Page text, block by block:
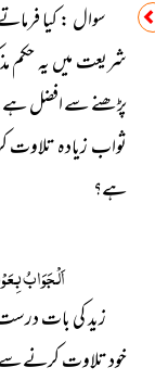
سوال : کیا
شریعت میں یہ حکم
پڑھنے سے افضل ہے۔
ثواب زیادہ
ہے؟
اَلْجَوَابُ
زید کی بات
خود تلاوت کرنے